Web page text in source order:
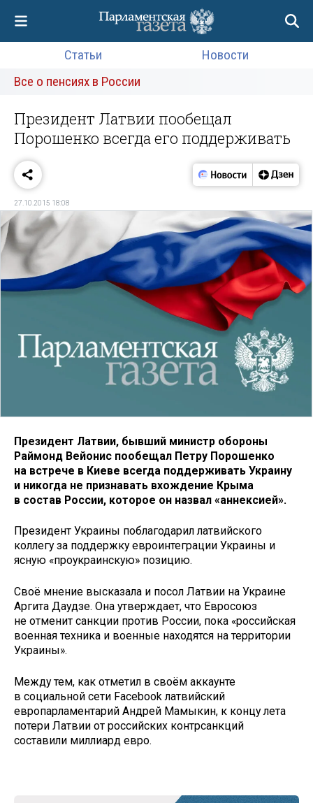
Статьи
Новости
Все о пенсиях в России
Президент Латвии пообещал
Порошенко всегда его поддерживать
27.10.2015 18:08
Президент Латвии, бывший министр обороны
Раймонд Вейонис пообещал Петру Порошенко
на встрече в Киеве всегда поддерживать Украину
и никогда не признавать вхождение Крыма
в состав России, которое он назвал «аннексией».
Президент Украины поблагодарил латвийского
коллегу за поддержку евроинтеграции Украины и
ясную «проукраинскую» позицию.
Своё мнение высказала и посол Латвии на Украине
Аргита Даудзе. Она утверждает, что Евросоюз
не отменит санкции против России, пока «российская
военная техника и военные находятся на территории
Украины».
Между тем, как отметил в своём аккаунте
в социальной сети Facebook латвийский
европарламентарий Андрей Мамыкин, к концу лета
потери Латвии от российских контрсанкций
составили миллиард евро.